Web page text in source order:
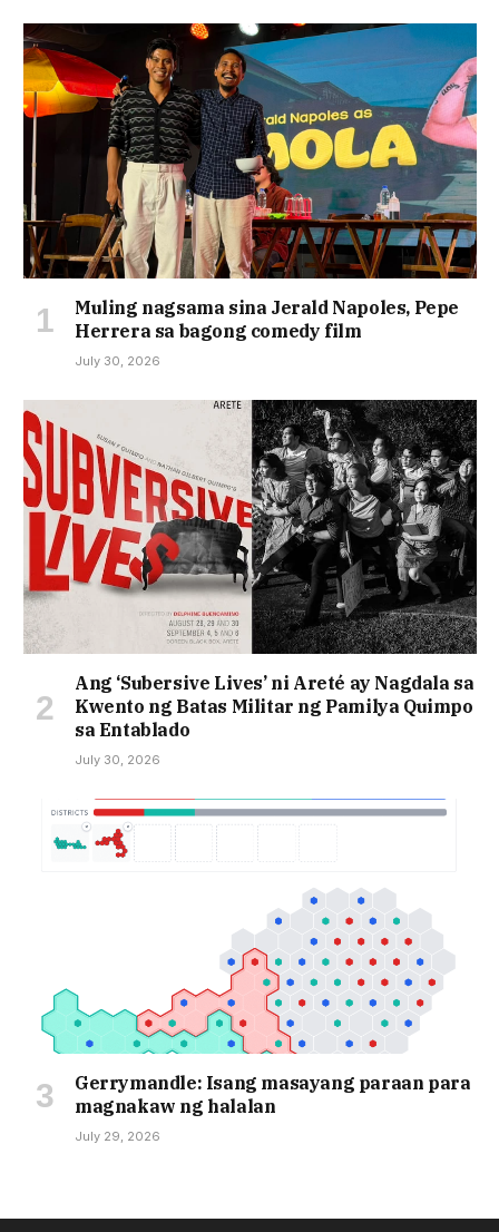
Muling nagsama sina Jerald Napoles, Pepe
Herrera sa bagong comedy film
July 30, 2026
Ang ‘Subersive Lives’ ni Areté ay Nagdala sa
Kwento ng Batas Militar ng Pamilya Quimpo
sa Entablado
July 30, 2026
Gerrymandle: Isang masayang paraan para
magnakaw ng halalan
July 29, 2026